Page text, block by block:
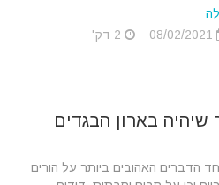
שיהיה בארון הבגדים
הדברים האהובים ביותר על הורים